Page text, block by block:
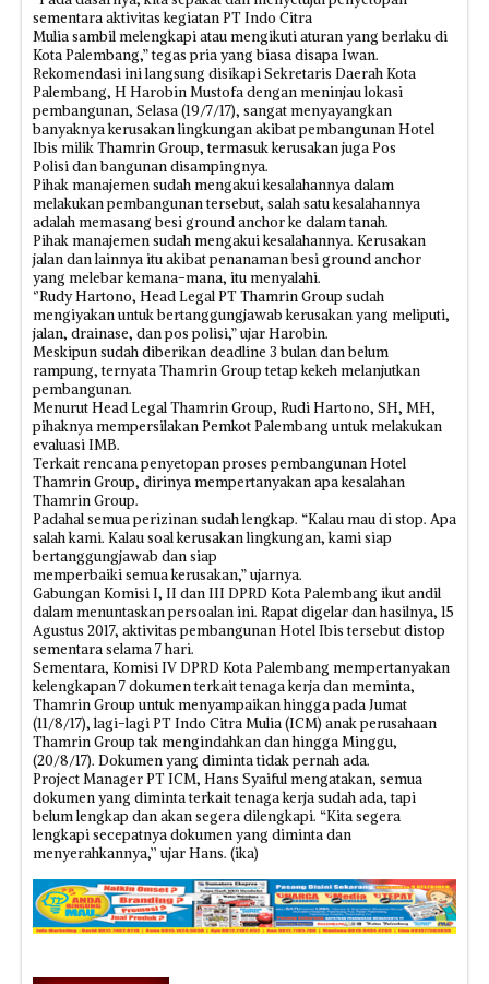
sementara aktivitas kegiatan PT Indo Citra
Mulia sambil melengkapi atau mengikuti aturan yang berlaku di
Kota Palembang,” tegas pria yang biasa disapa Iwan.
Rekomendasi ini langsung disikapi Sekretaris Daerah Kota
Palembang, H Harobin Mustofa dengan meninjau lokasi
pembangunan, Selasa (19/7/17), sangat menyayangkan
banyaknya kerusakan lingkungan akibat pembangunan Hotel
Ibis milik Thamrin Group, termasuk kerusakan juga Pos
Polisi dan bangunan disampingnya.
Pihak manajemen sudah mengakui kesalahannya dalam
melakukan pembangunan tersebut, salah satu kesalahannya
adalah memasang besi ground anchor ke dalam tanah.
Pihak manajemen sudah mengakui kesalahannya. Kerusakan
jalan dan lainnya itu akibat penanaman besi ground anchor
yang melebar kemana-mana, itu menyalahi.
‘’Rudy Hartono, Head Legal PT Thamrin Group sudah
mengiyakan untuk bertanggungjawab kerusakan yang meliputi,
jalan, drainase, dan pos polisi,” ujar Harobin.
Meskipun sudah diberikan deadline 3 bulan dan belum
rampung, ternyata Thamrin Group tetap kekeh melanjutkan
pembangunan.
Menurut Head Legal Thamrin Group, Rudi Hartono, SH, MH,
pihaknya mempersilakan Pemkot Palembang untuk melakukan
evaluasi IMB.
Terkait rencana penyetopan proses pembangunan Hotel
Thamrin Group, dirinya mempertanyakan apa kesalahan
Thamrin Group.
Padahal semua perizinan sudah lengkap. “Kalau mau di stop. Apa
salah kami. Kalau soal kerusakan lingkungan, kami siap
bertanggungjawab dan siap
memperbaiki semua kerusakan,” ujarnya.
Gabungan Komisi I, II dan III DPRD Kota Palembang ikut andil
dalam menuntaskan persoalan ini. Rapat digelar dan hasilnya, 15
Agustus 2017, aktivitas pembangunan Hotel Ibis tersebut distop
sementara selama 7 hari.
Sementara, Komisi IV DPRD Kota Palembang mempertanyakan
kelengkapan 7 dokumen terkait tenaga kerja dan meminta,
Thamrin Group untuk menyampaikan hingga pada Jumat
(11/8/17), lagi-lagi PT Indo Citra Mulia (ICM) anak perusahaan
Thamrin Group tak mengindahkan dan hingga Minggu,
(20/8/17). Dokumen yang diminta tidak pernah ada.
Project Manager PT ICM, Hans Syaiful mengatakan, semua
dokumen yang diminta terkait tenaga kerja sudah ada, tapi
belum lengkap dan akan segera dilengkapi. “Kita segera
lengkapi secepatnya dokumen yang diminta dan
menyerahkannya,’’ ujar Hans. (ika)